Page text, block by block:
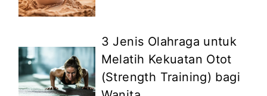
3 Jenis Olahraga untuk
Melatih Kekuatan Otot
(Strength Training) bagi